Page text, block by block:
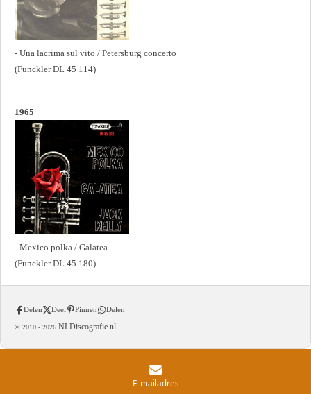
- Una lacrima sul vito / Petersburg concerto
(Funckler DL 45 114)
1965
- Mexico polka / Galatea
(Funckler DL 45 180)
Delen Deel Pinnen Delen
© 2010 - 2026 NLDiscografie.nl
E-mailadres